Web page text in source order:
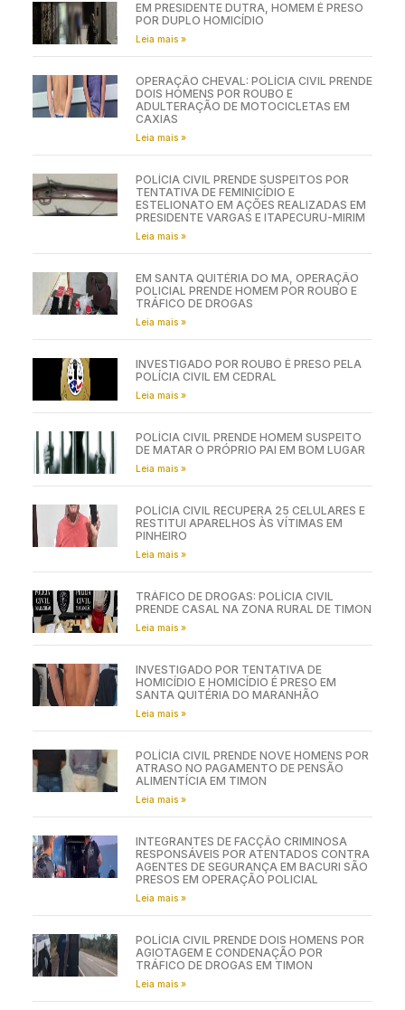
EM PRESIDENTE DUTRA, HOMEM É PRESO
POR DUPLO HOMICÍDIO
Leia mais »
OPERAÇÃO CHEVAL: POLÍCIA CIVIL PRENDE
DOIS HOMENS POR ROUBO E
ADULTERAÇÃO DE MOTOCICLETAS EM
CAXIAS
Leia mais »
POLÍCIA CIVIL PRENDE SUSPEITOS POR
TENTATIVA DE FEMINICÍDIO E
ESTELIONATO EM AÇÕES REALIZADAS EM
PRESIDENTE VARGAS E ITAPECURU-MIRIM
Leia mais »
EM SANTA QUITÉRIA DO MA, OPERAÇÃO
POLICIAL PRENDE HOMEM POR ROUBO E
TRÁFICO DE DROGAS
Leia mais »
INVESTIGADO POR ROUBO É PRESO PELA
POLÍCIA CIVIL EM CEDRAL
Leia mais »
POLÍCIA CIVIL PRENDE HOMEM SUSPEITO
DE MATAR O PRÓPRIO PAI EM BOM LUGAR
Leia mais »
POLÍCIA CIVIL RECUPERA 25 CELULARES E
RESTITUI APARELHOS ÀS VÍTIMAS EM
PINHEIRO
Leia mais »
TRÁFICO DE DROGAS: POLÍCIA CIVIL
PRENDE CASAL NA ZONA RURAL DE TIMON
Leia mais »
INVESTIGADO POR TENTATIVA DE
HOMICÍDIO E HOMICÍDIO É PRESO EM
SANTA QUITÉRIA DO MARANHÃO
Leia mais »
POLÍCIA CIVIL PRENDE NOVE HOMENS POR
ATRASO NO PAGAMENTO DE PENSÃO
ALIMENTÍCIA EM TIMON
Leia mais »
INTEGRANTES DE FACÇÃO CRIMINOSA
RESPONSÁVEIS POR ATENTADOS CONTRA
AGENTES DE SEGURANÇA EM BACURI SÃO
PRESOS EM OPERAÇÃO POLICIAL
Leia mais »
POLÍCIA CIVIL PRENDE DOIS HOMENS POR
AGIOTAGEM E CONDENAÇÃO POR
TRÁFICO DE DROGAS EM TIMON
Leia mais »